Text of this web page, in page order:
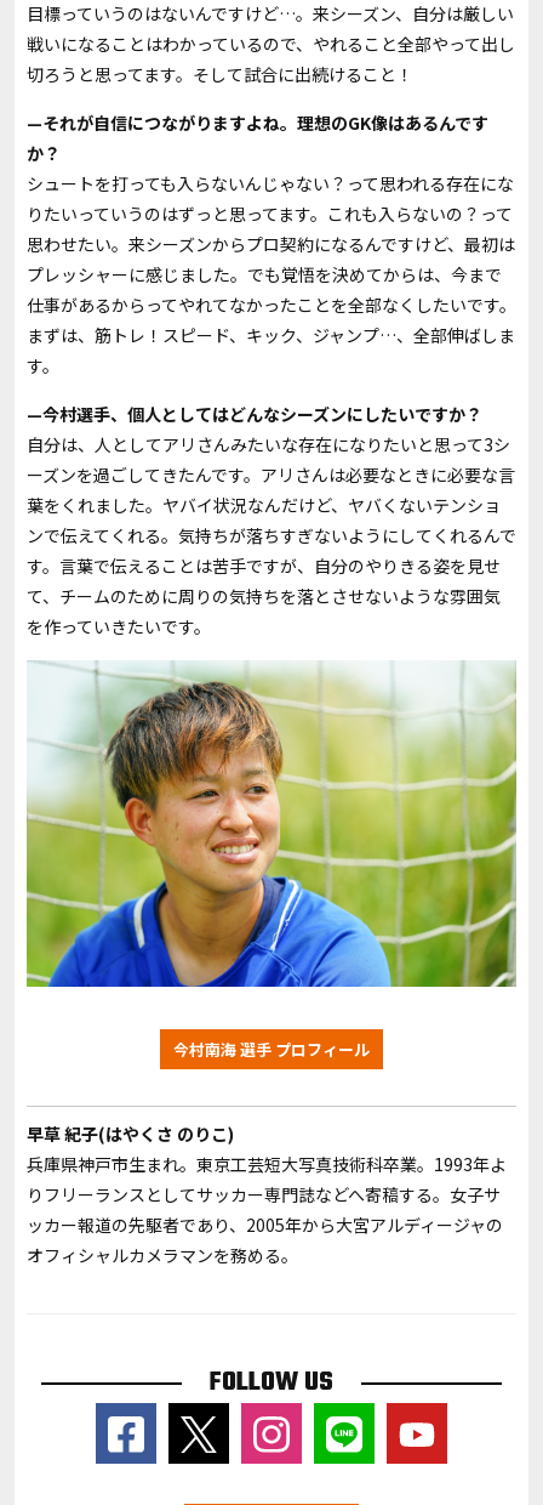
目標っていうのはないんですけど…。来シーズン、自分は厳しい
戦いになることはわかっているので、やれること全部やって出し
切ろうと思ってます。そして試合に出続けること！
—それが自信につながりますよね。理想のGK像はあるんです
か？
シュートを打っても入らないんじゃない？って思われる存在にな
りたいっていうのはずっと思ってます。これも入らないの？って
思わせたい。来シーズンからプロ契約になるんですけど、最初は
プレッシャーに感じました。でも覚悟を決めてからは、今まで
仕事があるからってやれてなかったことを全部なくしたいです。
まずは、筋トレ！スピード、キック、ジャンプ…、全部伸ばしま
す。
—今村選手、個人としてはどんなシーズンにしたいですか？
自分は、人としてアリさんみたいな存在になりたいと思って3シ
ーズンを過ごしてきたんです。アリさんは必要なときに必要な言
葉をくれました。ヤバイ状況なんだけど、ヤバくないテンショ
ンで伝えてくれる。気持ちが落ちすぎないようにしてくれるんで
す。言葉で伝えることは苦手ですが、自分のやりきる姿を見せ
て、チームのために周りの気持ちを落とさせないような雰囲気
を作っていきたいです。
今村南海 選手 プロフィール
早草 紀子(はやくさ のりこ)
兵庫県神戸市生まれ。東京工芸短大写真技術科卒業。1993年よ
りフリーランスとしてサッカー専門誌などへ寄稿する。女子サ
ッカー報道の先駆者であり、2005年から大宮アルディージャの
オフィシャルカメラマンを務める。
FOLLOW US